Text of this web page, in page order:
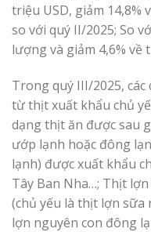
triệu USD, giảm 14,8%
so với quý II/2025; So
lượng và giảm 4,6% về
Trong quý III/2025,
từ thịt xuất khẩu chủ
dạng thịt ăn được sau
ướp lạnh hoặc đông
lạnh) được xuất khẩu
Tây Ban Nha…; Thịt
(chủ yếu là thịt lợn
lợn nguyên con đông